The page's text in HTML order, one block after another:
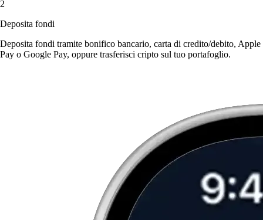
2
Deposita fondi
Deposita fondi tramite bonifico bancario, carta di credito/debito, Apple
Pay o Google Pay, oppure trasferisci cripto sul tuo portafoglio.